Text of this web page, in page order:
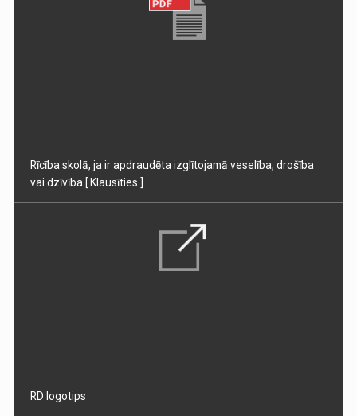
Rīcība skolā, ja ir apdraudēta izglītojamā veselība, drošība
vai dzīvība [ Klausīties ]
RD logotips